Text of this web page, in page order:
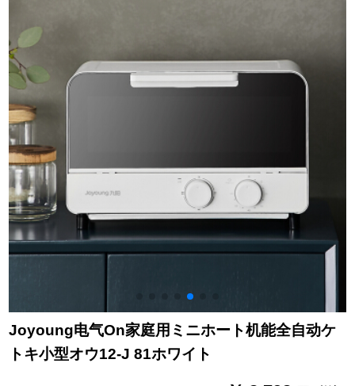
クスボックスボック
スボックスボックス
ボックスPF
203(tolansを贈る)
Joyoung电气On家庭用ミニホート机能全自动ケ
トキ小型オウ12-J 81ホワイト